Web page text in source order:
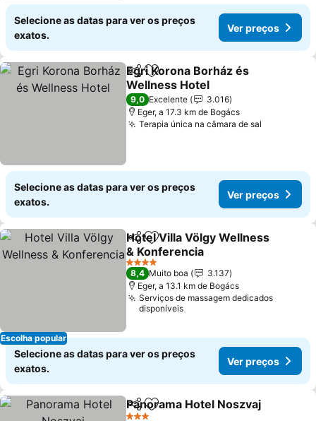
Selecione as datas para ver os preços
exatos.
Ver preços
PartilharAdicionar aos favoritos
Egri Korona Borház és
Wellness Hotel
9,0 Excelente
3.016
Eger, a 17.3 km de Bogács
Terapia única na câmara de sal
Selecione as datas para ver os preços
exatos.
Ver preços
Escolha popular
PartilharAdicionar aos favoritos
Hotel Villa Völgy Wellness
& Konferencia
4 Estrelas
8,4 Muito boa
3.137
Eger, a 13.1 km de Bogács
Serviços de massagem dedicados
disponíveis
Selecione as datas para ver os preços
exatos.
Ver preços
PartilharAdicionar aos favoritos
Panorama Hotel Noszvaj